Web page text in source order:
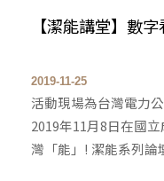
【潔能講堂】數
2019-11-25
活動現場為台灣電力
2019年11月8日在國
灣「能」! 潔能系列論